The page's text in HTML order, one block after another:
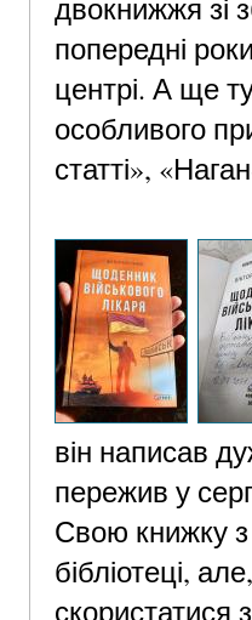
двокнижжя зі
попередні
центрі. А ще
особливого
статті»,
він написав
пережив у
Свою книжку з
бібліотеці,
скористатися